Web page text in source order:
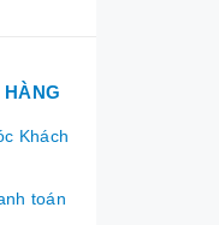
HÀNG
Khách
toán